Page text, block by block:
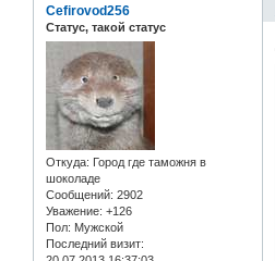
Cefirovod256
Статус, такой статус
Откуда: Город где таможня в
шоколаде
Сообщений: 2902
Уважение: +126
Пол: Мужской
Последний визит: